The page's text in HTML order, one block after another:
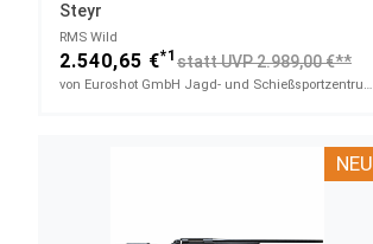
Steyr
RMS Wild
2.540,65 €*1 statt UVP 2.989,00 €**
von Euroshot GmbH Jagd- und Schießsportzentrum
NEU